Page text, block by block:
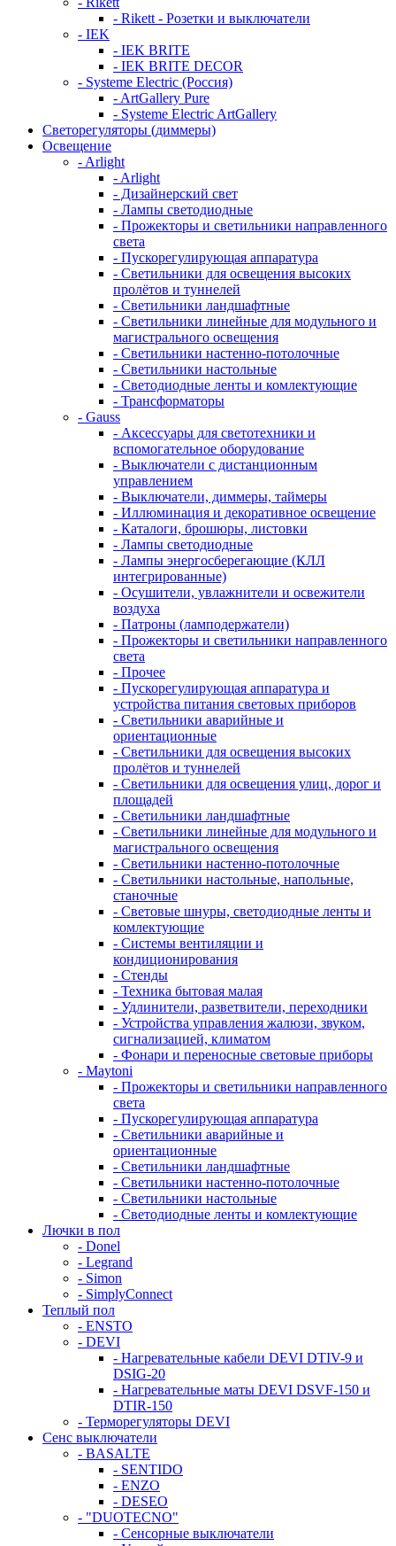
- Rikett - Розетки и выключатели
- IEK
- IEK BRITE
- IEK BRITE DECOR
- Systeme Electric (Россия)
- ArtGallery Pure
- Systeme Electric ArtGallery
Светорегуляторы (диммеры)
Освещение
- Arlight
- Arlight
- Дизайнерский свет
- Лампы светодиодные
- Прожекторы и светильники направленного
света
- Пускорегулирующая аппаратура
- Светильники для освещения высоких
пролётов и туннелей
- Светильники ландшафтные
- Светильники линейные для модульного и
магистрального освещения
- Светильники настенно-потолочные
- Светильники настольные
- Светодиодные ленты и комлектующие
- Трансформаторы
- Gauss
- Аксессуары для светотехники и
вспомогательное оборудование
- Выключатели с дистанционным
управлением
- Выключатели, диммеры, таймеры
- Иллюминация и декоративное освещение
- Каталоги, брошюры, листовки
- Лампы светодиодные
- Лампы энергосберегающие (КЛЛ
интегрированные)
- Осушители, увлажнители и освежители
воздуха
- Патроны (ламподержатели)
- Прожекторы и светильники направленного
света
- Прочее
- Пускорегулирующая аппаратура и
устройства питания световых приборов
- Светильники аварийные и
ориентационные
- Светильники для освещения высоких
пролётов и туннелей
- Светильники для освещения улиц, дорог и
площадей
- Светильники ландшафтные
- Светильники линейные для модульного и
магистрального освещения
- Светильники настенно-потолочные
- Светильники настольные, напольные,
станочные
- Световые шнуры, светодиодные ленты и
комлектующие
- Системы вентиляции и
кондиционирования
- Стенды
- Техника бытовая малая
- Удлинители, разветвители, переходники
- Устройства управления жалюзи, звуком,
сигнализацией, климатом
- Фонари и переносные световые приборы
- Maytoni
- Прожекторы и светильники направленного
света
- Пускорегулирующая аппаратура
- Светильники аварийные и
ориентационные
- Светильники ландшафтные
- Светильники настенно-потолочные
- Светильники настольные
- Светодиодные ленты и комлектующие
Лючки в пол
- Donel
- Legrand
- Simon
- SimplyConnect
Теплый пол
- ENSTO
- DEVI
- Нагревательные кабели DEVI DTIV-9 и
DSIG-20
- Нагревательные маты DEVI DSVF-150 и
DTIR-150
- Терморегуляторы DEVI
Сенс выключатели
- BASALTE
- SENTIDO
- ENZO
- DESEO
- "DUOTECNO"
- Сенсорные выключатели